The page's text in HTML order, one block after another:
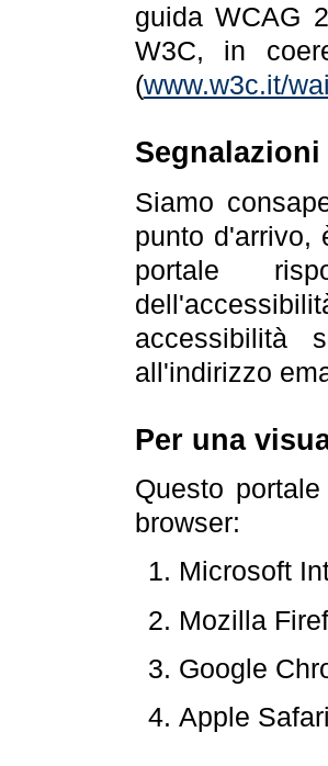
guida WCAG
W3C, in
(www.w3c.it/
Segnalazioni
Siamo
punto d'arrivo,
portale
accessibilità
all'indirizzo
Per una
Questo
browser:
Microsoft
Mozilla
Google
Apple